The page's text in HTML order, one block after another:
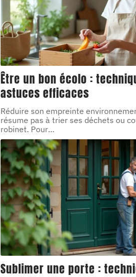
Être un bon écolo :
astuces efficaces
Réduire son empreinte
résume pas à trier ses déchets ou
robinet. Pour…
Sublimer une porte :